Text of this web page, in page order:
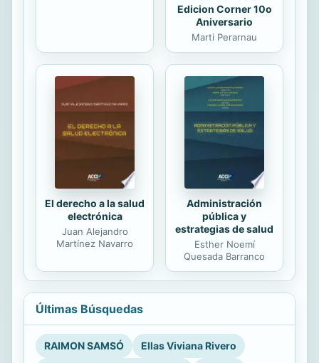
Edicion Corner 10o
Aniversario
Marti Perarnau
El derecho a la salud
electrónica
Juan Alejandro
Martínez Navarro
Administración
pública y
estrategias de salud
Esther Noemí
Quesada Barranco
Últimas Búsquedas
RAIMON SAMSÓ
Ellas Viviana Rivero